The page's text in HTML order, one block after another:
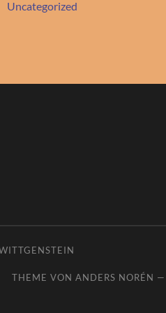
Uncategorized
THEME VON ANDERS NORÉN —